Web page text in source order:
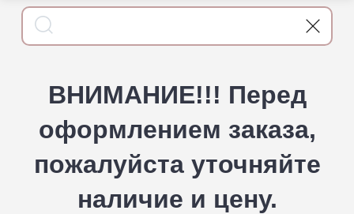
ВНИМАНИЕ!!! Перед
оформлением заказа,
пожалуйста уточняйте
наличие и цену.